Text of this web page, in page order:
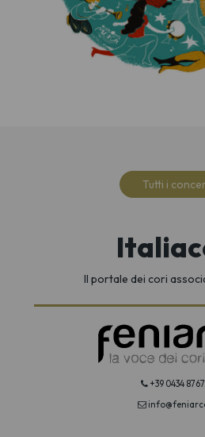
Tutti i
Il portale dei cori
+39 0434